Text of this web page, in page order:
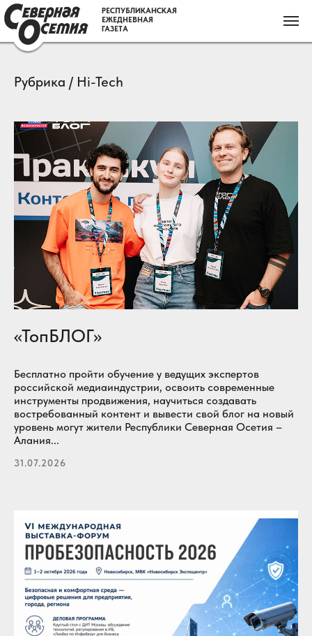
РЕСПУБЛИКАНСКАЯ
ЕЖЕДНЕВНАЯ
ГАЗЕТА
Рубрика / Hi-Tech
«ТопБЛОГ»
Бесплатно пройти обучение у ведущих экспертов
российской медиаиндустрии, освоить современные
инструменты продвижения, научиться создавать
востребованный контент и вывести свой блог на новый
уровень могут жители Республики Северная Осетия –
Алания...
31.07.2026